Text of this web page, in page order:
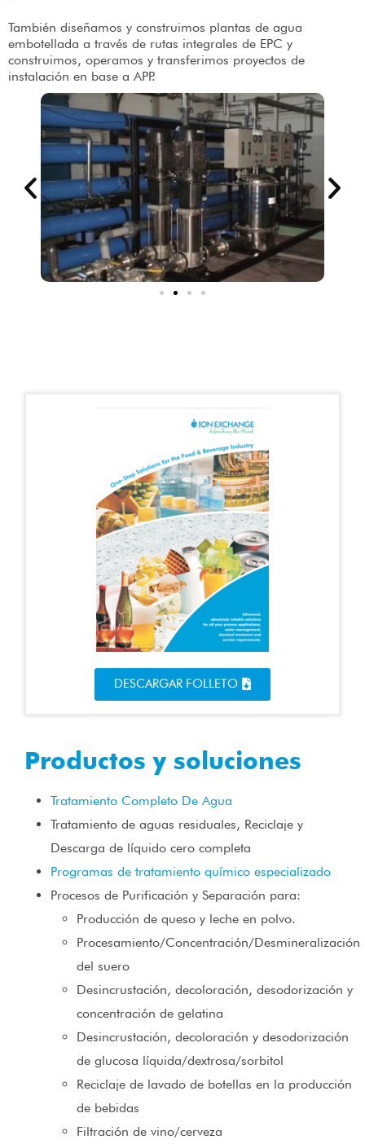
También diseñamos y construimos plantas de agua
embotellada a través de rutas integrales de EPC y
construimos, operamos y transferimos proyectos de
instalación en base a APP.
DESCARGAR FOLLETO
Productos y soluciones
Tratamiento Completo De Agua
Tratamiento de aguas residuales, Reciclaje y
Descarga de líquido cero completa
Programas de tratamiento químico especializado
Procesos de Purificación y Separación para:
Producción de queso y leche en polvo.
Procesamiento/Concentración/Desmineralización
del suero
Desincrustación, decoloración, desodorización y
concentración de gelatina
Desincrustación, decoloración y desodorización
de glucosa líquida/dextrosa/sorbitol
Reciclaje de lavado de botellas en la producción
de bebidas
Filtración de vino/cerveza